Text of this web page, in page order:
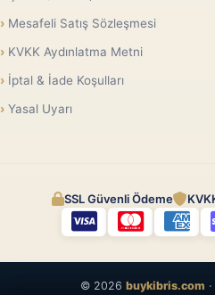
Mesafeli Satış Sözleşmesi
KVKK Aydınlatma Metni
İptal & İade Koşulları
Yasal Uyarı
SSL Güvenli Ödeme
© 2026 buykibris.com